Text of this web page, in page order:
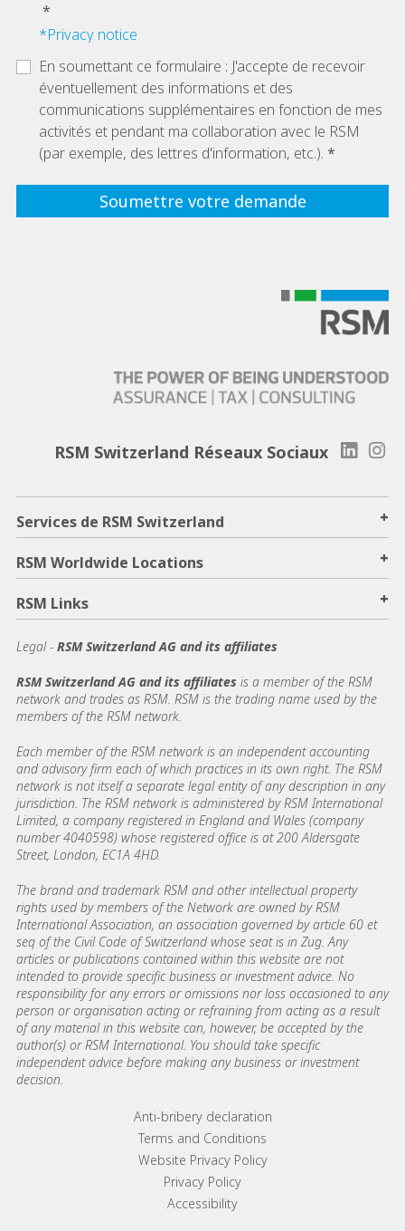
*Privacy notice
En soumettant ce formulaire : J'accepte de recevoir
éventuellement des informations et des
communications supplémentaires en fonction de mes
activités et pendant ma collaboration avec le RSM
(par exemple, des lettres d'information, etc.).
RSM Switzerland Réseaux Sociaux
Services de RSM Switzerland +
RSM Worldwide Locations +
RSM Links +
Legal - RSM Switzerland AG and its affiliates
RSM Switzerland AG and its affiliates is a member of the RSM
network and trades as RSM. RSM is the trading name used by the
members of the RSM network.
Each member of the RSM network is an independent accounting
and advisory firm each of which practices in its own right. The RSM
network is not itself a separate legal entity of any description in any
jurisdiction. The RSM network is administered by RSM International
Limited, a company registered in England and Wales (company
number 4040598) whose registered office is at 200 Aldersgate
Street, London, EC1A 4HD.
The brand and trademark RSM and other intellectual property
rights used by members of the Network are owned by RSM
International Association, an association governed by article 60 et
seq of the Civil Code of Switzerland whose seat is in Zug. Any
articles or publications contained within this website are not
intended to provide specific business or investment advice. No
responsibility for any errors or omissions nor loss occasioned to any
person or organisation acting or refraining from acting as a result
of any material in this website can, however, be accepted by the
author(s) or RSM International. You should take specific
independent advice before making any business or investment
decision.
Footer menu linksAnti-bribery declaration
Terms and Conditions
Website Privacy Policy
Privacy Policy
Accessibility